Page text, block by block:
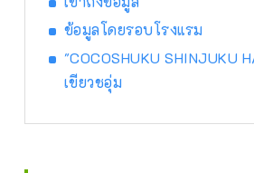
ข้อมูลโดยรอบโรงแรม
"COCOSHUKU
เขียวชอุ่ม